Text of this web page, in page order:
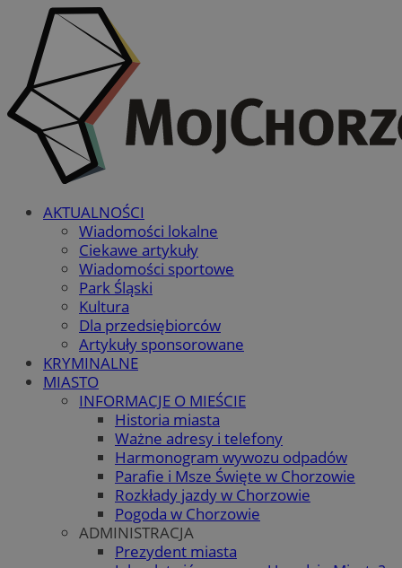
AKTUALNOŚCI
Wiadomości lokalne
Ciekawe artykuły
Wiadomości sportowe
Park Śląski
Kultura
Dla przedsiębiorców
Artykuły sponsorowane
KRYMINALNE
MIASTO
INFORMACJE O MIEŚCIE
Historia miasta
Ważne adresy i telefony
Harmonogram wywozu odpadów
Parafie i Msze Święte w Chorzowie
Rozkłady jazdy w Chorzowie
Pogoda w Chorzowie
ADMINISTRACJA
Prezydent miasta